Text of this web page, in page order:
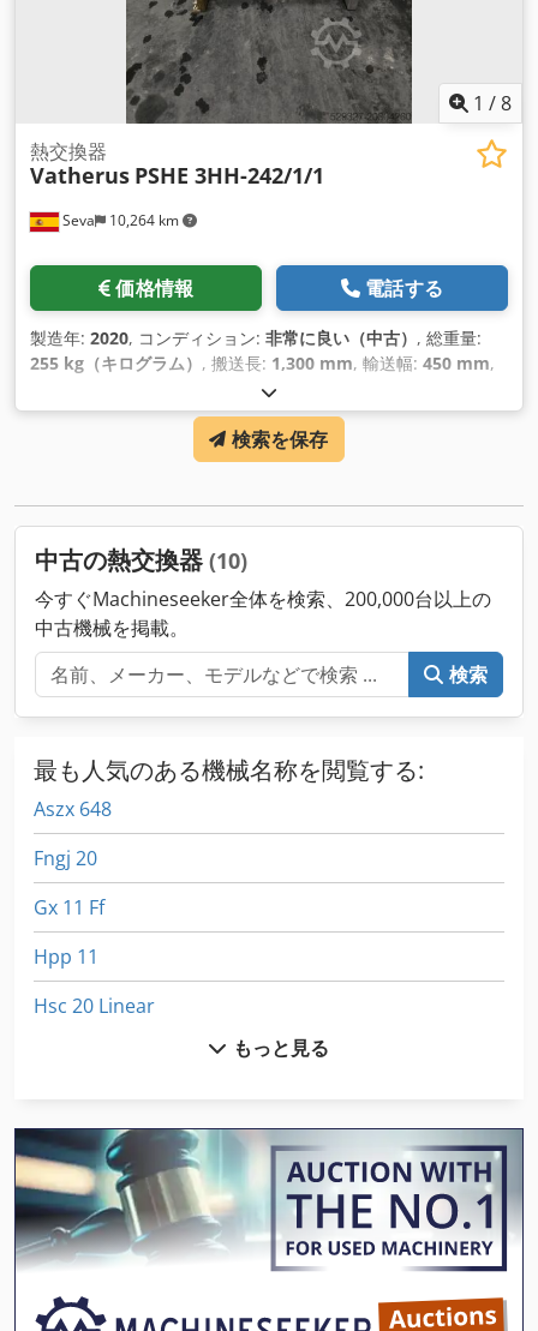
1 /8
Seva 10,264 km
熱交換器
Vatherus PSHE 3HH-242/1/1
価格情報 電話する
製造年: 2020, コンディション: 非常に良い（中古） , 総重量:
255 kg（キログラム） , 搬送長: 1,300 mm, 輸送幅: 450 mm,
検索を保存
中古の熱交換器 (10)
今すぐMachineseeker全体を検索、200,000台以上の
中古機械を掲載。
検索
最も人気のある機械名称を閲覧する:
Aszx 648
Fngj 20
Gx 11 Ff
Hpp 11
Hsc 20 Linear
International 510
International 5100
Kgs 1670
Ng 200
もっと見る